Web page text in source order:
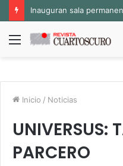
Menú
Inicio / Noticias
UNIVERSUS:
PARCERO